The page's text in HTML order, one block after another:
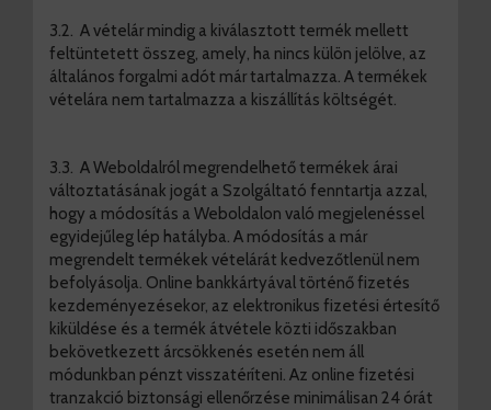
3.2. A vételár mindig a kiválasztott termék mellett
feltüntetett összeg, amely, ha nincs külön jelölve, az
általános forgalmi adót már tartalmazza. A termékek
vételára nem tartalmazza a kiszállítás költségét.
3.3. A Weboldalról megrendelhető termékek árai
változtatásának jogát a Szolgáltató fenntartja azzal,
hogy a módosítás a Weboldalon való megjelenéssel
egyidejűleg lép hatályba. A módosítás a már
megrendelt termékek vételárát kedvezőtlenül nem
befolyásolja. Online bankkártyával történő fizetés
kezdeményezésekor, az elektronikus fizetési értesítő
kiküldése és a termék átvétele közti időszakban
bekövetkezett árcsökkenés esetén nem áll
módunkban pénzt visszatéríteni. Az online fizetési
tranzakció biztonsági ellenőrzése minimálisan 24 órát